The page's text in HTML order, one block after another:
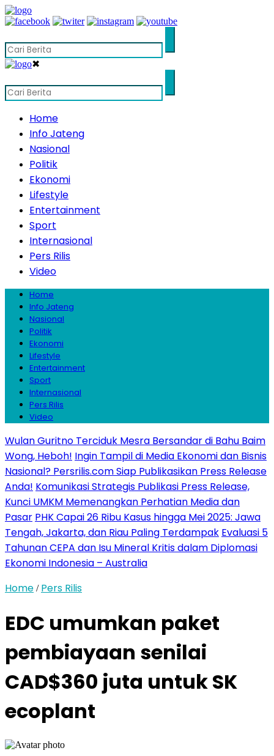
✖
Home
Info Jateng
Nasional
Politik
Ekonomi
Lifestyle
Entertainment
Sport
Internasional
Pers Rilis
Video
Home
Info Jateng
Nasional
Politik
Ekonomi
Lifestyle
Entertainment
Sport
Internasional
Pers Rilis
Video
Wulan Guritno Terciduk Mesra Bersandar di Bahu Baim
Wong, Heboh! Ingin Tampil di Media Ekonomi dan Bisnis
Nasional? Persrilis.com Siap Publikasikan Press Release
Anda! Komunikasi Strategis Publikasi Press Release,
Kunci UMKM Memenangkan Perhatian Media dan
Pasar PHK Capai 26 Ribu Kasus hingga Mei 2025: Jawa
Tengah, Jakarta, dan Riau Paling Terdampak Evaluasi 5
Tahunan CEPA dan Isu Mineral Kritis dalam Diplomasi
Ekonomi Indonesia – Australia
Home / Pers Rilis
EDC umumkan paket
pembiayaan senilai
CAD$360 juta untuk SK
ecoplant